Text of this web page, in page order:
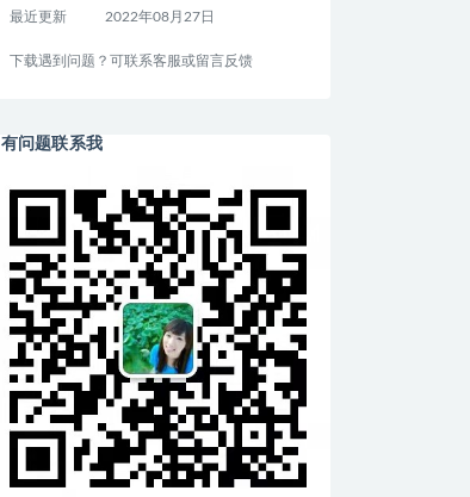
最近更新 2022年08月27日
下载遇到问题？可联系客服或留言反馈
有问题联系我